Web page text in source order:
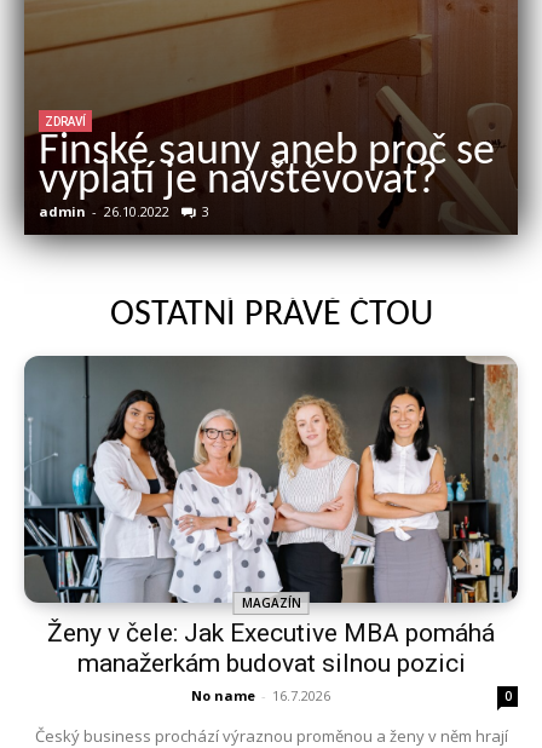
ZDRAVÍ
Finské sauny aneb proč se
vyplatí je navštěvovat?
admin - 26.10.2022 3
OSTATNÍ PRÁVĚ ČTOU
MAGAZÍN
Ženy v čele: Jak Executive MBA pomáhá
manažerkám budovat silnou pozici
No name - 16.7.2026 0
Český business prochází výraznou proměnou a ženy v něm hrají